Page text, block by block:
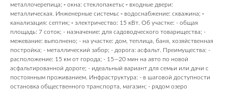
металлочерепица; ⁃ окна: стеклопакеты; ⁃ входные двери:
металлическая. Инженерные системы: ⁃ водоснабжение: скважина; ⁃
канализация: септик; ⁃ электричество: 15 кВт. Об участке: - общая
площадь: 7 соток; - назначение: для садоводческого товарищества; -
межевание: выполнено; - на участке: дом, теплица, баня, хозяйственная
постройка; - металлический забор; - дорога: асфальт. Преимущества: -
расположение: 15 км от города; - 15—20 мин на авто по новой
асфальтированной дороге; - идеальный вариант для семьи или дачи с
постоянным проживанием. Инфраструктура: - в шаговой доступности
остановка общественного транспорта, магазин; - рядом озеро